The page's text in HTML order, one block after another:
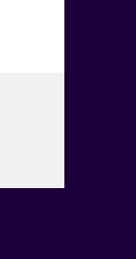
ta victoire ?